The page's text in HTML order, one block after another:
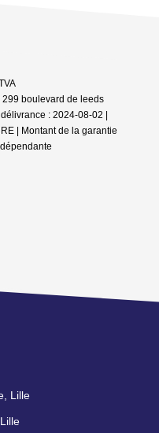
boulevard de leeds
: 2024-08-02 |
| Montant de la garantie
Lille